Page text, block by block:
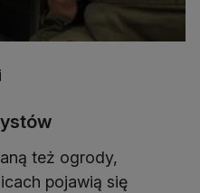
też ogrody,
pojawią się